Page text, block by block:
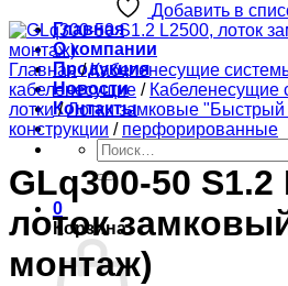
Главная
О компании
Продукция
Новости
Контакты
Искать:
0
Корзина
Добавить в
Главная / Кабеленесущие
кабеленесущие / Кабеленесущие
лотки / Лотки замковые
конструкции / перфорированные
GLq300-50 S1.2
лоток
монтаж)